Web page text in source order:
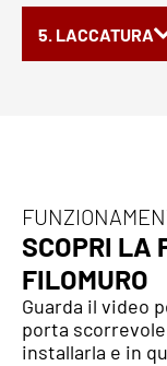
5. LACCATURA
SCOPRI LA
FILOMURO
Guarda il video
porta
installarla e in